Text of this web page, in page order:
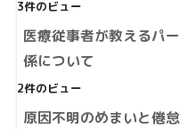
3件のビュー
医療従事者が教えるパ
係について
2件のビュー
原因不明のめまいと倦